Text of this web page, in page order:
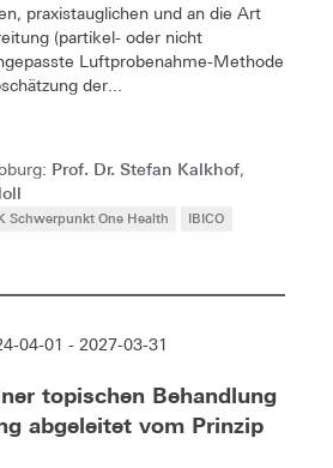
praxistauglichen und an die Art
(partikel- oder nicht
Luftprobenahme-Methode
der...
Prof. Dr. Stefan Kalkhof,
Schwerpunkt One Health
IBICO
04-01 - 2027-03-31
topischen Behandlung
abgeleitet vom Prinzip